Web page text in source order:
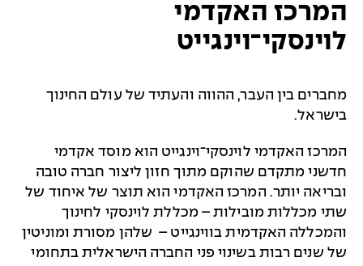
המרכז האקדמי
לוינסקי־וינגייט
מחברים בין העבר, ההווה והעתיד של עולם החינוך
בישראל.
המרכז האקדמי לוינסקי־וינגייט הוא מוסד אקדמי
חדשני מתקדם שהוקם מתוך חזון ליצור חברה טובה
ובריאה יותר. המרכז האקדמי הוא תוצר של איחוד של
שתי מכללות מובילות – מכללת לוינסקי לחינוך
והמכללה האקדמית בווינגייט – שלהן מסורת ומוניטין
של שנים רבות בשינוי פני החברה הישראלית בתחומי